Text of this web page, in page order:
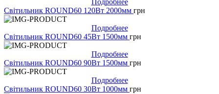
Подробнее
Світильник ROUND60 120Вт 2000мм грн
Подробнее
Світильник ROUND60 45Вт 1500мм грн
Подробнее
Світильник ROUND60 90Вт 1500мм грн
Подробнее
Світильник ROUND60 30Вт 1000мм грн